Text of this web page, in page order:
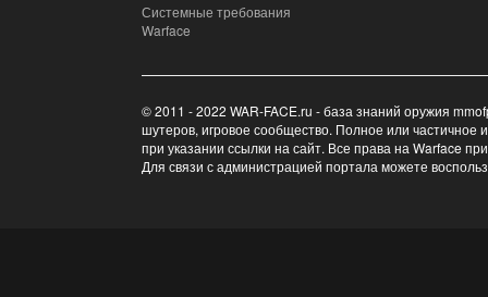
Системные требования
Warface
© 2011 - 2022 WAR-FACE.ru - база знаний оружия
шутеров, игровое сообщество. Полное или частичное
при указании ссылки на сайт. Все права на Warface
Для связи с администрацией портала можете